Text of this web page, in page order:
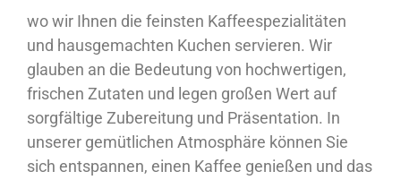
wo wir Ihnen die feinsten Kaffeespezialitäten
und hausgemachten Kuchen servieren. Wir
glauben an die Bedeutung von hochwertigen,
frischen Zutaten und legen großen Wert auf
sorgfältige Zubereitung und Präsentation. In
unserer gemütlichen Atmosphäre können Sie
sich entspannen, einen Kaffee genießen und das